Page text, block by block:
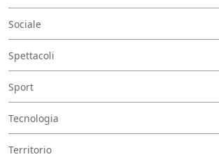
Sociale
Spettacoli
Sport
Tecnologia
Territorio